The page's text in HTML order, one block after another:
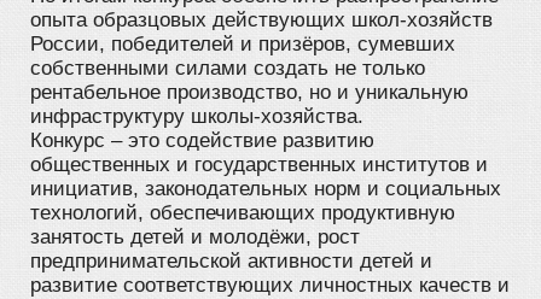
опыта образцовых действующих школ-хозяйств
России, победителей и призёров, сумевших
собственными силами создать не только
рентабельное производство, но и уникальную
инфраструктуру школы-хозяйства.
Конкурс – это содействие развитию
общественных и государственных институтов и
инициатив, законодательных норм и социальных
технологий, обеспечивающих продуктивную
занятость детей и молодёжи, рост
предпринимательской активности детей и
развитие соответствующих личностных качеств и